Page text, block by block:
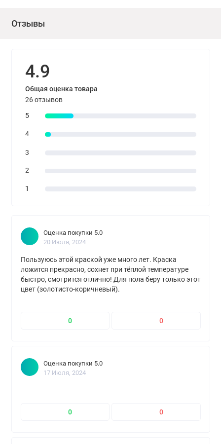
Отзывы
4.9
Общая оценка товара
26 отзывов
5
4
3
2
1
Оценка покупки 5.0
20 Июля, 2024
Пользуюсь этой краской уже много лет. Краска
ложится прекрасно, сохнет при тёплой температуре
быстро, смотрится отлично! Для пола беру только этот
цвет (золотисто-коричневый).
0 0
Оценка покупки 5.0
17 Июля, 2024
0 0